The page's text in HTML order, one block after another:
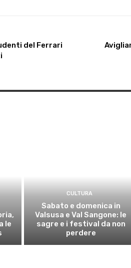
del Ferrari
le
CULTURA
Sabato e domenica in
Valsusa e Val Sangone: le
sagre e i festival da non
perdere